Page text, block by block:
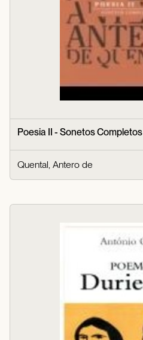
Poesia II - Sonetos Completos
Quental, Antero de